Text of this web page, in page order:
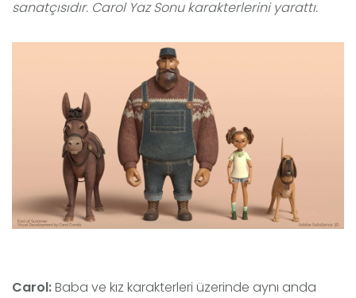
sanatçısıdır. Carol Yaz Sonu karakterlerini yarattı.
Carol:Baba ve kız karakterleri üzerinde aynı anda